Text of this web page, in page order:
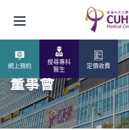
打開選單
網上預約
搜尋專科
醫生
定價收費
董事會